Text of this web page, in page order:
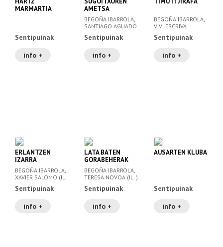
MARMARTIA
Sentipuinak
info +
AMETSA
BEGOÑA IBARROLA,
SANTIAGO AGUADO
(IL. )
Sentipuinak
info +
BEGOÑA IBARROLA,
VIVI ESCRIVA
Sentipuinak
info +
ERLANTZEN
IZARRA
BEGOÑA IBARROLA,
XAVIER SALOMO (IL.
)Sentipuinak
info +
LATA BATEN
GORABEHERAK
BEGOÑA IBARROLA,
TERESA NOVOA (IL. )
Sentipuinak
info +
AUSARTEN KLUBA
Sentipuinak
info +